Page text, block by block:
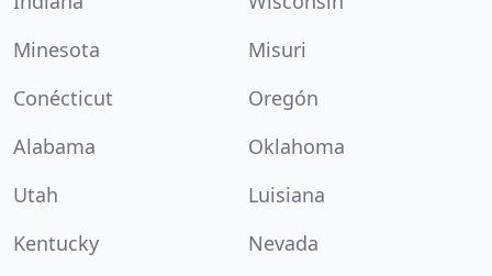
Minesota
Misuri
Conécticut
Oregón
Alabama
Oklahoma
Utah
Luisiana
Kentucky
Nevada